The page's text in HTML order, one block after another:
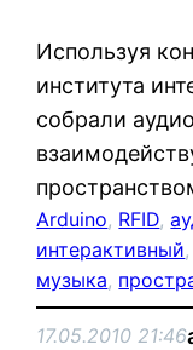
Используя
института
собрали
Arduino, RFID,
интерактивный,
музыка,
17.05.2010 21:46